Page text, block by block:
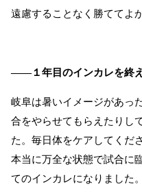
遠慮することなく勝ててよ
――１年目のインカレを終
岐阜は暑いイメージがあっ
合をやらせてもらえたりし
た。毎日体をケアしてくだ
本当に万全な状態で試合に
てのインカレになりました。